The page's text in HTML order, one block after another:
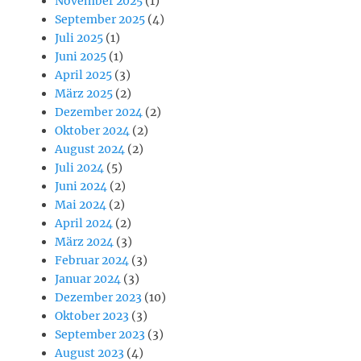
September 2025 (4)
Juli 2025 (1)
Juni 2025 (1)
April 2025 (3)
März 2025 (2)
Dezember 2024 (2)
Oktober 2024 (2)
August 2024 (2)
Juli 2024 (5)
Juni 2024 (2)
Mai 2024 (2)
April 2024 (2)
März 2024 (3)
Februar 2024 (3)
Januar 2024 (3)
Dezember 2023 (10)
Oktober 2023 (3)
September 2023 (3)
August 2023 (4)